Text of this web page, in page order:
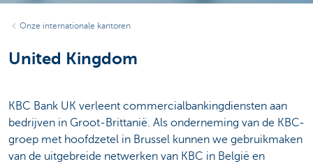
Onze internationale kantoren
United Kingdom
KBC Bank UK verleent commercialbankingdiensten aan
bedrijven in Groot-Brittanië. Als onderneming van de KBC-
groep met hoofdzetel in Brussel kunnen we gebruikmaken
van de uitgebreide netwerken van KBC in België en